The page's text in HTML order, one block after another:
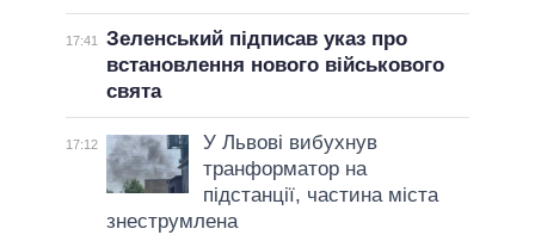
17:41
Зеленський підписав указ про
встановлення нового військового
свята
17:12
У Львові вибухнув
транформатор на
підстанції, частина міста
знеструмлена